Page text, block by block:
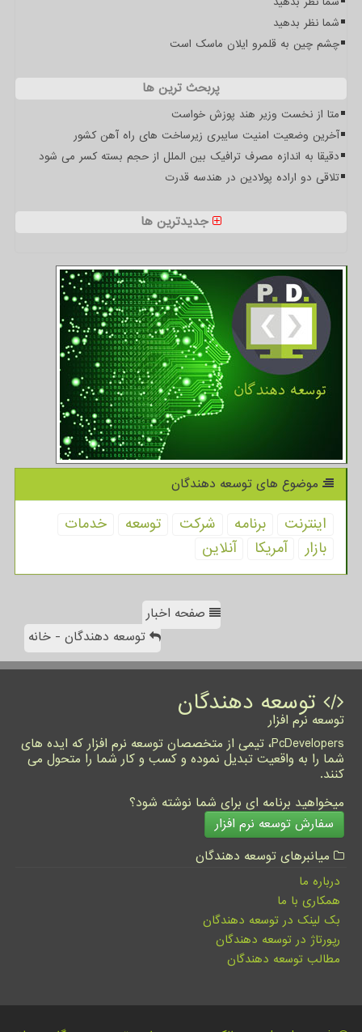
شما نظر بدهید
چشم چین به قلمرو ایلان ماسک است
پربحث ترین ها
متا از نخست وزیر هند پوزش خواست
آخرین وضعیت امنیت سایبری زیرساخت های راه آهن کشور
دقیقا به اندازه مصرف ترافیک بین الملل از حجم بسته کسر می شود
تلاقی دو اراده پولادین در هندسه قدرت
جدیدترین ها
موضوع های توسعه دهندگان
اینترنت برنامه شركت توسعه
خدمات
بازار
آمریكا آنلاین
صفحه اخبار
توسعه دهندگان - خانه
توسعه دهندگان
توسعه نرم افزار
PcDevelopers، تیمی از متخصصان توسعه نرم افزار که ایده های
شما را به واقعیت تبدیل نموده و کسب و کار شما را متحول می
کنند.
میخواهید برنامه ای برای شما نوشته شود؟
سفارش توسعه نرم افزار
میانبرهای توسعه دهندگان
درباره ما
همکاری با ما
بک لینک در توسعه دهندگان
رپورتاژ در توسعه دهندگان
مطالب توسعه دهندگان